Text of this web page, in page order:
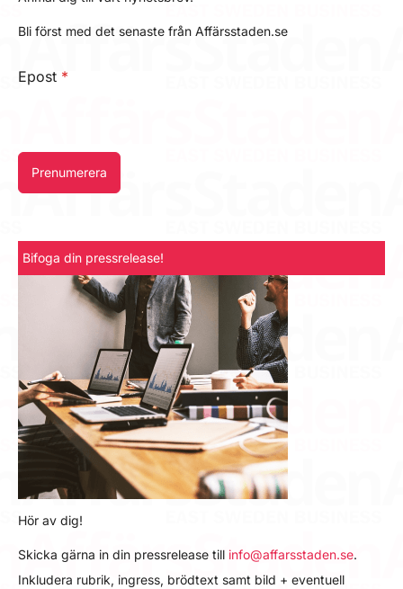
Bli först med det senaste från Affärsstaden.se
Epost *
Prenumerera
Bifoga din pressrelease!
Hör av dig!
Skicka gärna in din pressrelease till info@affarsstaden.se.
Inkludera rubrik, ingress, brödtext samt bild + eventuell